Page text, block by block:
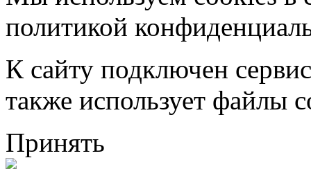
политикой
К сайту подключен
также использует файлы
Принять